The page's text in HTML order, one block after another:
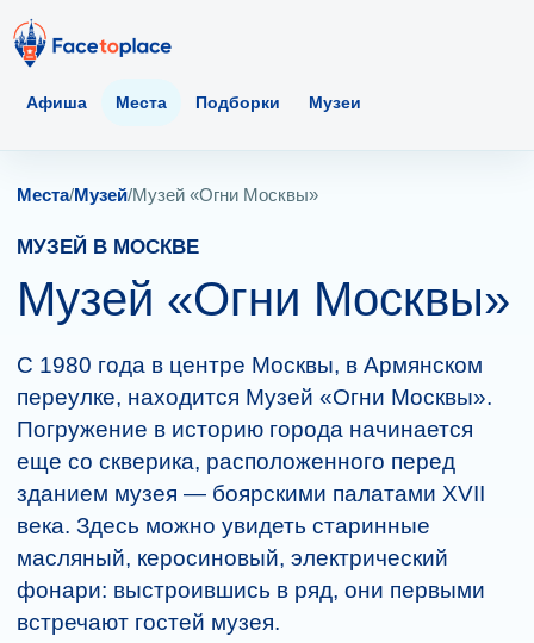
Афиша Места Подборки Музеи
Места/Музей/Музей «Огни Москвы»
МУЗЕЙ В МОСКВЕ
Музей «Огни Москвы»
С 1980 года в центре Москвы, в Армянском
переулке, находится Музей «Огни Москвы».
Погружение в историю города начинается
еще со скверика, расположенного перед
зданием музея — боярскими палатами XVII
века. Здесь можно увидеть старинные
масляный, керосиновый, электрический
фонари: выстроившись в ряд, они первыми
встречают гостей музея.